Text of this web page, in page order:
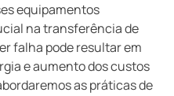
equipamentos
na transferência de
falha pode resultar em
e aumento dos custos
as práticas de